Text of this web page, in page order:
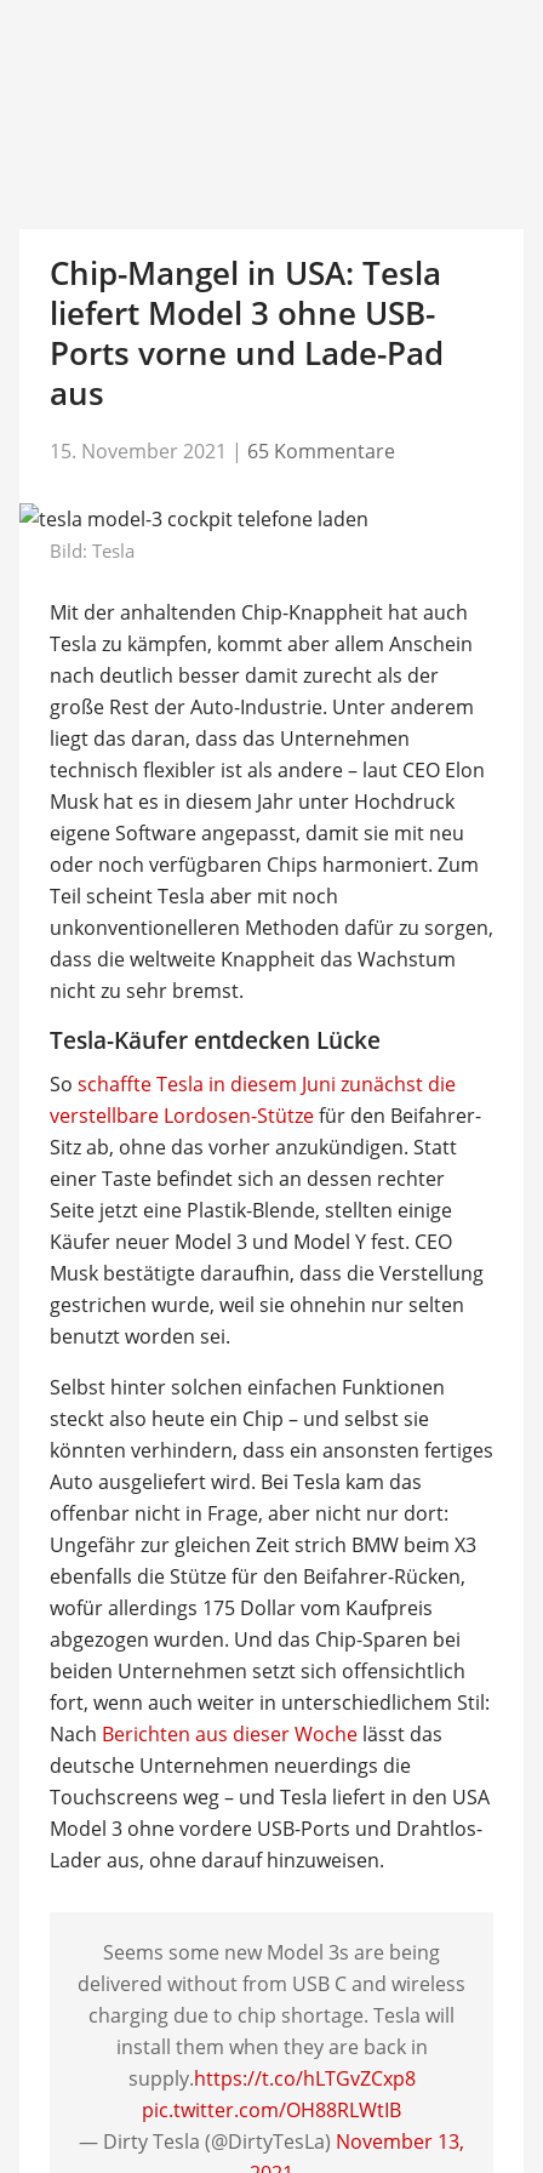
Chip-Mangel in USA: Tesla
liefert Model 3 ohne USB-
Ports vorne und Lade-Pad
aus
15. November 2021 | 65 Kommentare
Bild: Tesla
Mit der anhaltenden Chip-Knappheit hat auch
Tesla zu kämpfen, kommt aber allem Anschein
nach deutlich besser damit zurecht als der
große Rest der Auto-Industrie. Unter anderem
liegt das daran, dass das Unternehmen
technisch flexibler ist als andere – laut CEO Elon
Musk hat es in diesem Jahr unter Hochdruck
eigene Software angepasst, damit sie mit neu
oder noch verfügbaren Chips harmoniert. Zum
Teil scheint Tesla aber mit noch
unkonventionelleren Methoden dafür zu sorgen,
dass die weltweite Knappheit das Wachstum
nicht zu sehr bremst.
Tesla-Käufer entdecken Lücke
So schaffte Tesla in diesem Juni zunächst die
verstellbare Lordosen-Stützefür den Beifahrer-
Sitz ab, ohne das vorher anzukündigen. Statt
einer Taste befindet sich an dessen rechter
Seite jetzt eine Plastik-Blende, stellten einige
Käufer neuer Model 3 und Model Y fest. CEO
Musk bestätigte daraufhin, dass die Verstellung
gestrichen wurde, weil sie ohnehin nur selten
benutzt worden sei.
Selbst hinter solchen einfachen Funktionen
steckt also heute ein Chip – und selbst sie
könnten verhindern, dass ein ansonsten fertiges
Auto ausgeliefert wird. Bei Tesla kam das
offenbar nicht in Frage, aber nicht nur dort:
Ungefähr zur gleichen Zeit strich BMW beim X3
ebenfalls die Stütze für den Beifahrer-Rücken,
wofür allerdings 175 Dollar vom Kaufpreis
abgezogen wurden. Und das Chip-Sparen bei
beiden Unternehmen setzt sich offensichtlich
fort, wenn auch weiter in unterschiedlichem Stil:
Nach Berichten aus dieser Wochelässt das
deutsche Unternehmen neuerdings die
Touchscreens weg – und Tesla liefert in den USA
Model 3 ohne vordere USB-Ports und Drahtlos-
Lader aus, ohne darauf hinzuweisen.
Seems some new Model 3s are being
delivered without from USB C and wireless
charging due to chip shortage. Tesla will
install them when they are back in
supply.https://t.co/hLTGvZCxp8
pic.twitter.com/OH88RLWtIB
— Dirty Tesla (@DirtyTesLa) November 13,